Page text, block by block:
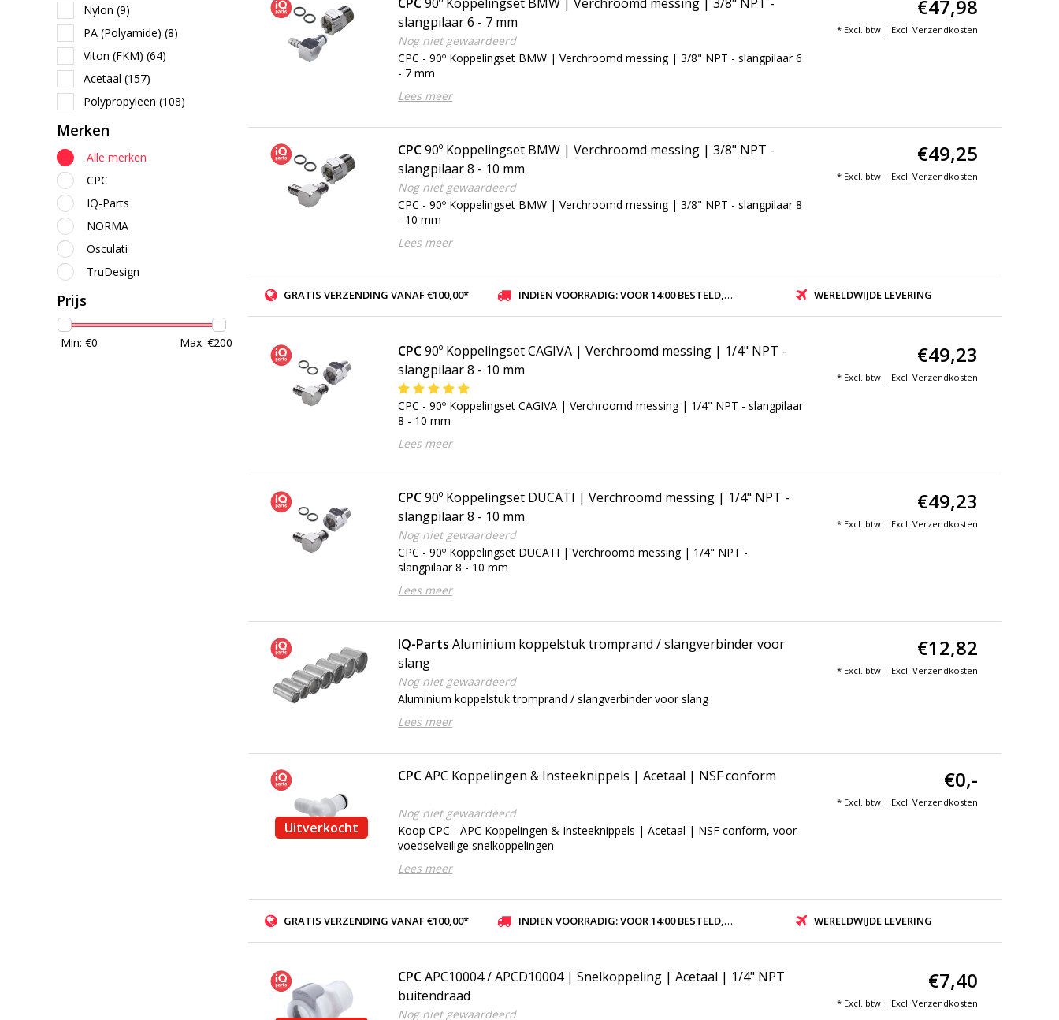
Nylon (9)
PA (Polyamide) (8)
Viton (FKM) (64)
Acetaal (157)
Polypropyleen (108)
Merken
Alle merken
CPC
IQ-Parts
NORMA
Osculati
TruDesign
Prijs
Min: €0 Max: €200
slangpilaar 6 - 7 mm
Nog niet gewaardeerd
CPC - 90º Koppelingset BMW | Verchroomd messing | 3/8" NPT - slangpilaar 6
- 7 mm
Lees meer
€47,98
* Excl. btw | Excl. Verzendkosten
CPC90º Koppelingset BMW | Verchroomd messing | 3/8" NPT -
slangpilaar 8 - 10 mm
Nog niet gewaardeerd
CPC - 90º Koppelingset BMW | Verchroomd messing | 3/8" NPT - slangpilaar 8
- 10 mm
Lees meer
€49,25
* Excl. btw | Excl. Verzendkosten
GRATIS VERZENDING VANAF €100,00* INDIEN VOORRADIG: VOOR 14:00 BESTELD, ZELFDE DAG VERZONDEN WERELDWIJDE LEVERING
CPC90º Koppelingset CAGIVA | Verchroomd messing | 1/4" NPT -
slangpilaar 8 - 10 mm
CPC - 90º Koppelingset CAGIVA | Verchroomd messing | 1/4" NPT - slangpilaar
8 - 10 mm
Lees meer
€49,23
* Excl. btw | Excl. Verzendkosten
CPC90º Koppelingset DUCATI | Verchroomd messing | 1/4" NPT -
slangpilaar 8 - 10 mm
Nog niet gewaardeerd
CPC - 90º Koppelingset DUCATI | Verchroomd messing | 1/4" NPT -
slangpilaar 8 - 10 mm
Lees meer
€49,23
* Excl. btw | Excl. Verzendkosten
IQ-Parts Aluminium koppelstuk tromprand / slangverbinder voor
slang
Nog niet gewaardeerd
Aluminium koppelstuk tromprand / slangverbinder voor slang
Lees meer
€12,82
* Excl. btw | Excl. Verzendkosten
Uitverkocht
CPCAPC Koppelingen & Insteeknippels | Acetaal | NSF conform
Nog niet gewaardeerd
Koop CPC - APC Koppelingen & Insteeknippels | Acetaal | NSF conform, voor
voedselveilige snelkoppelingen
Lees meer
€0,-
* Excl. btw | Excl. Verzendkosten
GRATIS VERZENDING VANAF €100,00* INDIEN VOORRADIG: VOOR 14:00 BESTELD, ZELFDE DAG VERZONDEN WERELDWIJDE LEVERING
CPCAPC10004 / APCD10004 | Snelkoppeling | Acetaal | 1/4" NPT
buitendraad
Nog niet gewaardeerd
€7,40
* Excl. btw | Excl. Verzendkosten